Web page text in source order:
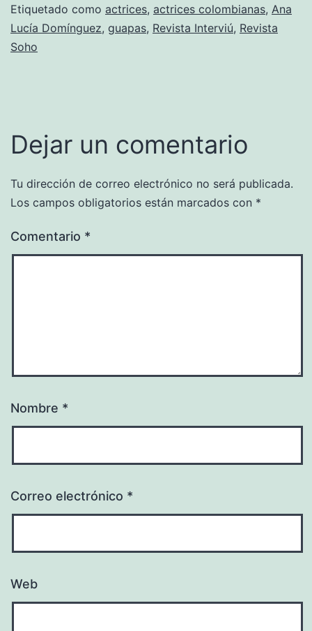
Etiquetado como actrices, actrices colombianas, Ana
Lucía Domínguez, guapas, Revista Interviú, Revista
Soho
Dejar un comentario
Tu dirección de correo electrónico no será publicada.
Los campos obligatorios están marcados con *
Comentario *
Nombre *
Correo electrónico *
Web